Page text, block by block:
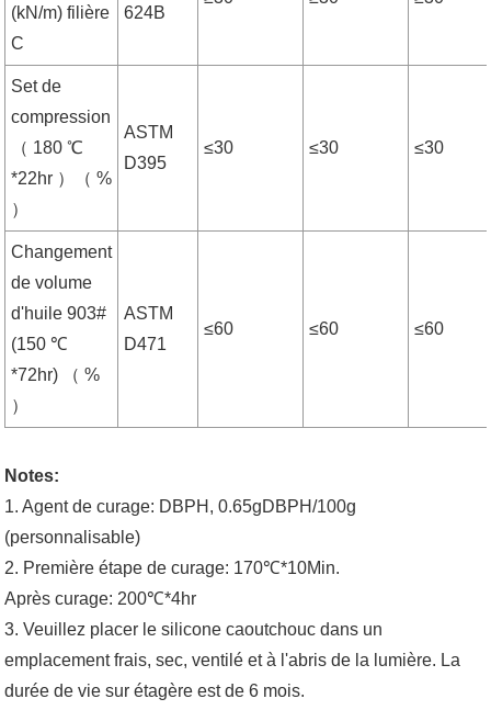
(kN/m) filière
C
624B
Set de
compression
（ 180 ℃
*22hr ）（ %
）
ASTM
D395
≤30 ≤30 ≤30
Changement
de volume
d'huile 903#
(150 ℃
*72hr) （ %
）
ASTM
D471
≤60 ≤60 ≤60
Notes:
1. Agent de curage: DBPH, 0.65gDBPH/100g
(personnalisable)
2. Première étape de curage: 170℃*10Min.
Après curage: 200℃*4hr
3. Veuillez placer le silicone caoutchouc dans un
emplacement frais, sec, ventilé et à l'abris de la lumière. La
durée de vie sur étagère est de 6 mois.